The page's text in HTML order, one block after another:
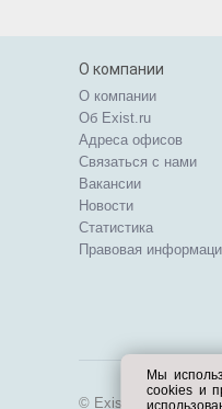
О компании
О компании
Об Exist.ru
Адреса офисов
Связаться с нами
Вакансии
Новости
Статистика
Правовая
© Exist.ru 1998—2026
Мы
cookies и